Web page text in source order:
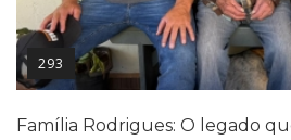
293
Família Rodrigues: O legado